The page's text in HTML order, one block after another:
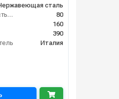
сталь
Производительность (л/мин)
80
160
390
Италия